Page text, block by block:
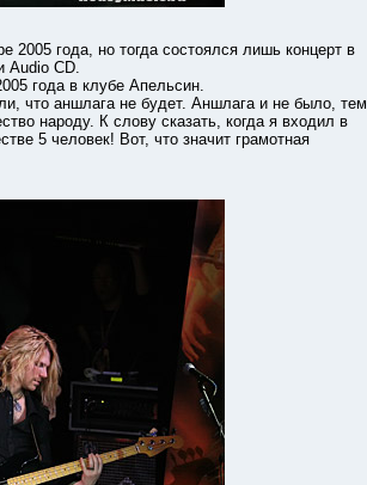
года, но тогда состоялся лишь концерт в
Audio CD.
года в клубе Апельсин.
что аншлага не будет. Аншлага и не было, тем
народу. К слову сказать, когда я входил в
5 человек! Вот, что значит грамотная